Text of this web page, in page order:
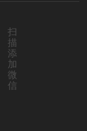
扫
描
添
加
微
信